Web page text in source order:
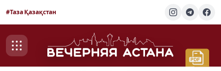
#Таза Қазақстан